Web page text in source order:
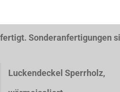
Sonderanfertigungen
Luckendeckel Sperrholz,